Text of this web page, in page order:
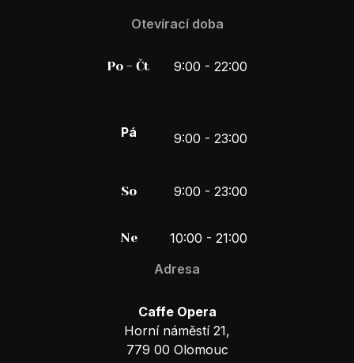
Otevírací doba
Po - Čt 9:00 - 22:00
Pá 9:00 - 23:00
So 9:00 - 23:00
Ne
10:00 - 21:00
Adresa
Caffe Opera
Horní náměstí 21,
779 00 Olomouc